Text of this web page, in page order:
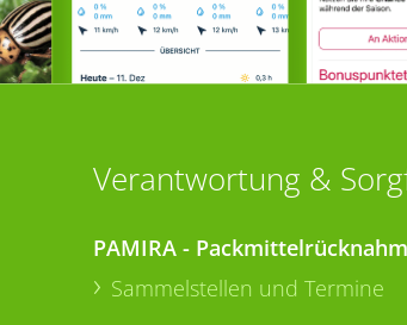
Verantwortung &
PAMIRA -
Sammelstellen und Termine